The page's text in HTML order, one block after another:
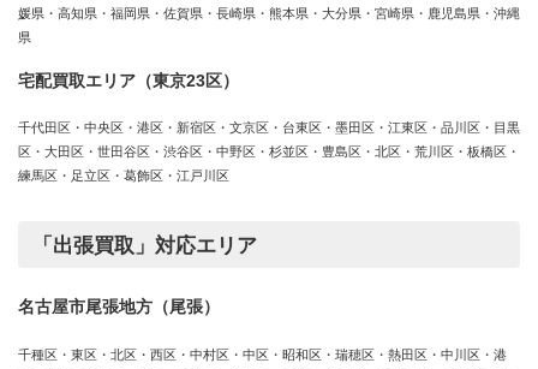
媛県・高知県・福岡県・佐賀県・長崎県・熊本県・大分県・宮崎県・鹿児島県・沖縄
県
宅配買取エリア（東京23区）
千代田区・中央区・港区・新宿区・文京区・台東区・墨田区・江東区・品川区・目黒
区・大田区・世田谷区・渋谷区・中野区・杉並区・豊島区・北区・荒川区・板橋区・
練馬区・足立区・葛飾区・江戸川区
「出張買取」対応エリア
名古屋市尾張地方（尾張）
千種区・東区・北区・西区・中村区・中区・昭和区・瑞穂区・熱田区・中川区・港